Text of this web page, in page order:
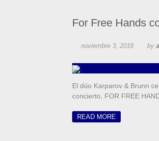
For Free Hands
noviembre 3, 2018 by
El dúo Karparov & Brunn
concierto, FOR FREE
READ MORE